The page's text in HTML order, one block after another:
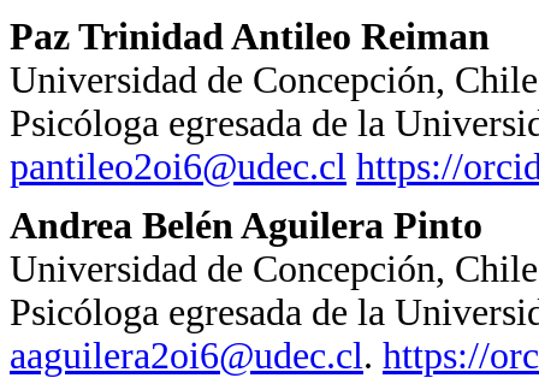
Paz Trinidad Antileo Reiman
Universidad de Concepción, Chile
Psicóloga egresada de la
pantileo2oi6@udec.cl https://
Andrea Belén Aguilera Pinto
Universidad de Concepción, Chile
Psicóloga egresada de la
aaguilera2oi6@udec.cl. https://